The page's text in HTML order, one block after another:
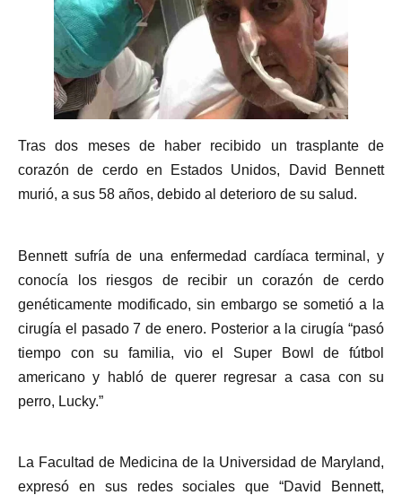
Tras dos meses de haber recibido un trasplante de
corazón de cerdo en Estados Unidos, David Bennett
murió, a sus 58 años, debido al deterioro de su salud.
Bennett sufría de una enfermedad cardíaca terminal, y
conocía los riesgos de recibir un corazón de cerdo
genéticamente modificado, sin embargo se sometió a la
cirugía el pasado 7 de enero. Posterior a la cirugía “pasó
tiempo con su familia, vio el Super Bowl de fútbol
americano y habló de querer regresar a casa con su
perro, Lucky.”
La Facultad de Medicina de la Universidad de Maryland,
expresó en sus redes sociales que “David Bennett,